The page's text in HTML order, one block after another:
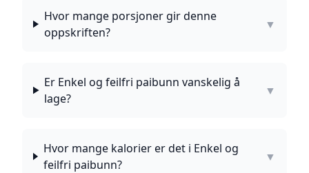
Hvor mange porsjoner gir denne
oppskriften?
▼
Er Enkel og feilfri paibunn vanskelig å
lage?
▼
Hvor mange kalorier er det i Enkel og
feilfri paibunn?
▼